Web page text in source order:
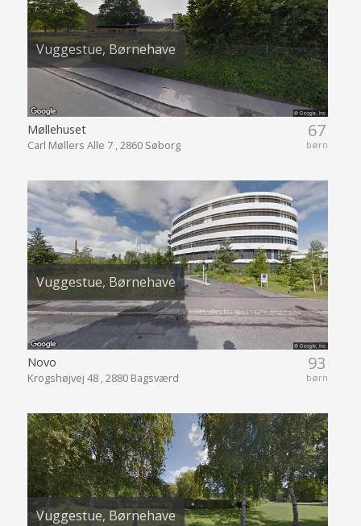
Vuggestue, Børnehave
67
børn
Møllehuset
Carl Møllers Alle 7 , 2860 Søborg
Vuggestue, Børnehave
93
børn
Novo
Krogshøjvej 48 , 2880 Bagsværd
Vuggestue, Børnehave